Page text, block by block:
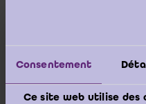
Consentement
Ce site web utilise des
24 januari 2014